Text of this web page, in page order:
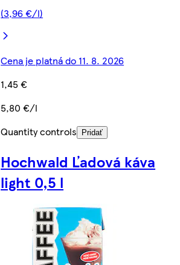
(3,96 €/l)
Cena je platná do 11. 8. 2026
1,45 €
5,80 €/l
Quantity controls Pridať
Hochwald Ľadová káva
light 0,5 l